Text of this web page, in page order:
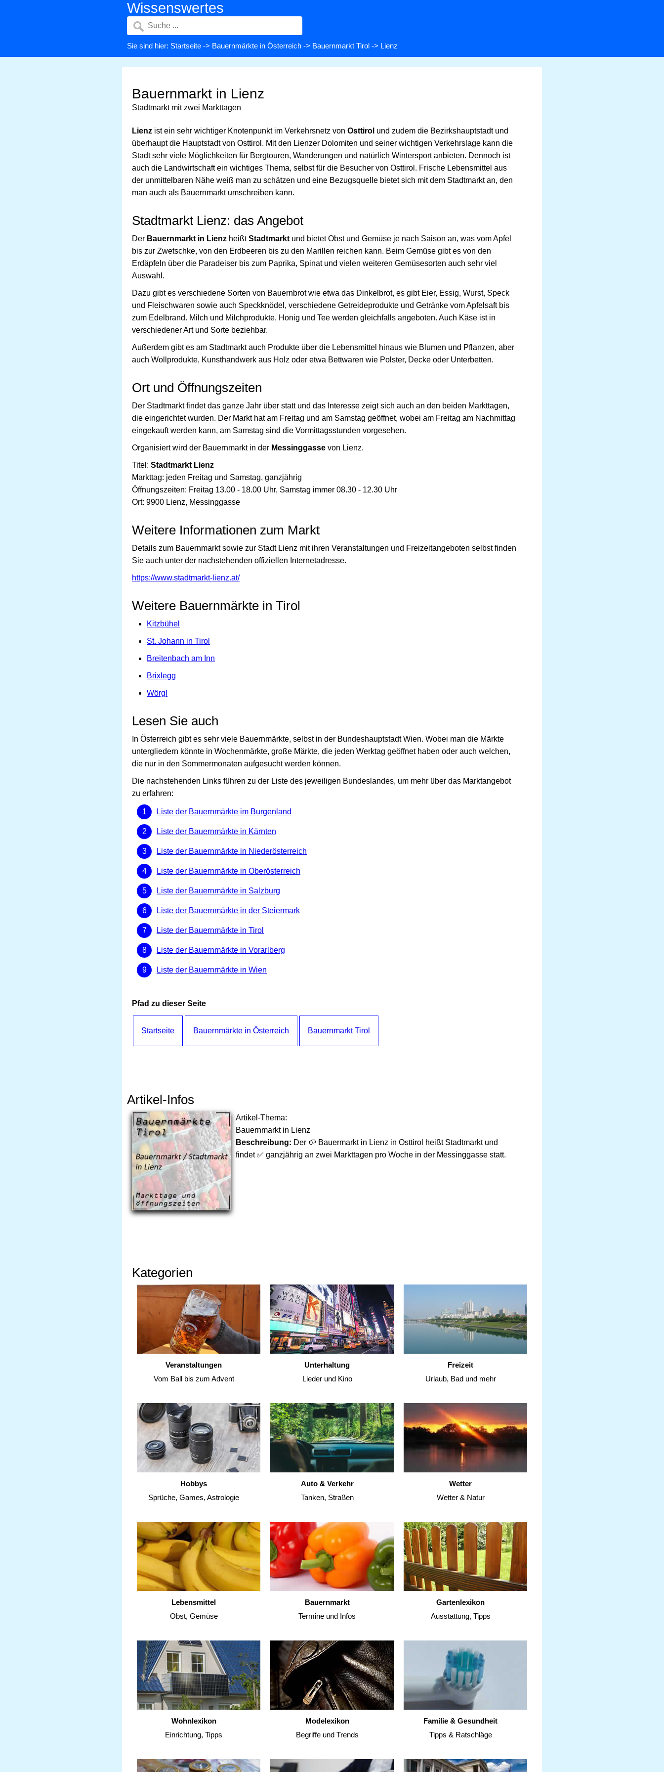
Wissenswertes
Sie sind hier: Startseite -> Bauernmärkte in Österreich -> Bauernmarkt Tirol -> Lienz
Bauernmarkt in Lienz
Stadtmarkt mit zwei Markttagen
Lienz ist ein sehr wichtiger Knotenpunkt im Verkehrsnetz von Osttirol und zudem die Bezirkshauptstadt und
überhaupt die Hauptstadt von Osttirol. Mit den Lienzer Dolomiten und seiner wichtigen Verkehrslage kann die
Stadt sehr viele Möglichkeiten für Bergtouren, Wanderungen und natürlich Wintersport anbieten. Dennoch ist
auch die Landwirtschaft ein wichtiges Thema, selbst für die Besucher von Osttirol. Frische Lebensmittel aus
der unmittelbaren Nähe weiß man zu schätzen und eine Bezugsquelle bietet sich mit dem Stadtmarkt an, den
man auch als Bauernmarkt umschreiben kann.
Stadtmarkt Lienz: das Angebot
Der Bauernmarkt in Lienz heißtStadtmarkt und bietet Obst und Gemüse je nach Saison an, was vom Apfel
bis zur Zwetschke, von den Erdbeeren bis zu den Marillen reichen kann. Beim Gemüse gibt es von den
Erdäpfeln über die Paradeiser bis zum Paprika, Spinat und vielen weiteren Gemüsesorten auch sehr viel
Auswahl.
Dazu gibt es verschiedene Sorten von Bauernbrot wie etwa das Dinkelbrot, es gibt Eier, Essig, Wurst, Speck
und Fleischwaren sowie auch Speckknödel, verschiedene Getreideprodukte und Getränke vom Apfelsaft bis
zum Edelbrand. Milch und Milchprodukte, Honig und Tee werden gleichfalls angeboten. Auch Käse ist in
verschiedener Art und Sorte beziehbar.
Außerdem gibt es am Stadtmarkt auch Produkte über die Lebensmittel hinaus wie Blumen und Pflanzen, aber
auch Wollprodukte, Kunsthandwerk aus Holz oder etwa Bettwaren wie Polster, Decke oder Unterbetten.
Ort und Öffnungszeiten
Der Stadtmarkt findet das ganze Jahr über statt und das Interesse zeigt sich auch an den beiden Markttagen,
die eingerichtet wurden. Der Markt hat am Freitag und am Samstag geöffnet, wobei am Freitag am Nachmittag
eingekauft werden kann, am Samstag sind die Vormittagsstunden vorgesehen.
Organisiert wird der Bauernmarkt in der Messinggasse von Lienz.
Titel: Stadtmarkt Lienz
Markttag: jeden Freitag und Samstag, ganzjährig
Öffnungszeiten: Freitag 13.00 - 18.00 Uhr, Samstag immer 08.30 - 12.30 Uhr
Ort: 9900 Lienz, Messinggasse
Weitere Informationen zum Markt
Details zum Bauernmarkt sowie zur Stadt Lienz mit ihren Veranstaltungen und Freizeitangeboten selbst finden
Sie auch unter der nachstehenden offiziellen Internetadresse.
https://www.stadtmarkt-lienz.at/
Weitere Bauernmärkte in Tirol
Kitzbühel
St. Johann in Tirol
Breitenbach am Inn
Brixlegg
Wörgl
Lesen Sie auch
In Österreich gibt es sehr viele Bauernmärkte, selbst in der Bundeshauptstadt Wien. Wobei man die Märkte
untergliedern könnte in Wochenmärkte, große Märkte, die jeden Werktag geöffnet haben oder auch welchen,
die nur in den Sommermonaten aufgesucht werden können.
Die nachstehenden Links führen zu der Liste des jeweiligen Bundeslandes, um mehr über das Marktangebot
zu erfahren:
Liste der Bauernmärkte im Burgenland
Liste der Bauernmärkte in Kärnten
Liste der Bauernmärkte in Niederösterreich
Liste der Bauernmärkte in Oberösterreich
Liste der Bauernmärkte in Salzburg
Liste der Bauernmärkte in der Steiermark
Liste der Bauernmärkte in Tirol
Liste der Bauernmärkte in Vorarlberg
Liste der Bauernmärkte in Wien
Pfad zu dieser Seite
Startseite Bauernmärkte in Österreich Bauernmarkt Tirol
Artikel-Infos
Artikel-Thema:
Bauernmarkt in Lienz
Beschreibung: Der 🥔 Bauermarkt in Lienz in Osttirol heißt Stadtmarkt und
findet ✅ ganzjährig an zwei Markttagen pro Woche in der Messinggasse statt.
Kategorien
Veranstaltungen
Vom Ball bis zum Advent
Unterhaltung
Lieder und Kino
Freizeit
Urlaub, Bad und mehr
Hobbys
Sprüche, Games, Astrologie
Auto & Verkehr
Tanken, Straßen
Wetter
Wetter & Natur
Lebensmittel
Obst, Gemüse
Bauernmarkt
Termine und Infos
Gartenlexikon
Ausstattung, Tipps
Wohnlexikon
Einrichtung, Tipps
Modelexikon
Begriffe und Trends
Familie & Gesundheit
Tipps & Ratschläge